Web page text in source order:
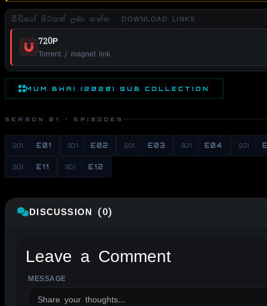
වීඩියෝ පිටපත් ලබා ගන්න . DOWNLOAD LINKS
720P
Torrent / magnet link
MUM BHAI (2020) SUB COLLECTION
SEASON 01 · EPISODES
S01 E01 S01 E02 S01 E03 S01 E04 S01
S01 E11 S01 E12
DISCUSSION (0)
Leave a Comment
MESSAGE
ALTERNATIVE: